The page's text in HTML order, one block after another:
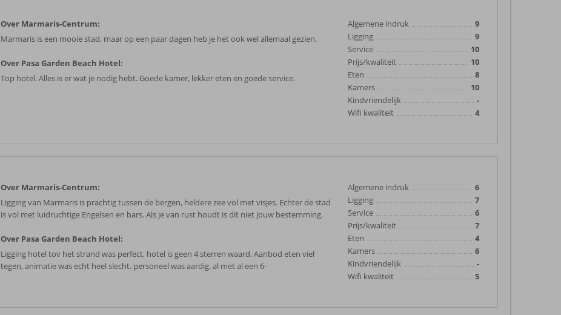
Over Marmaris-Centrum:
Marmaris is een mooie stad, maar op een paar dagen heb je het ook wel allemaal gezien.
Over Pasa Garden Beach Hotel:
Top hotel. Alles is er wat je nodig hebt. Goede kamer, lekker eten en goede service.
Algemene indruk
9
Ligging
9
Service
10
Prijs/kwaliteit
10
Eten
8
Kamers
10
Kindvriendelijk
-
Wifi kwaliteit
4
Over Marmaris-Centrum:
Ligging van Marmaris is prachtig tussen de bergen, heldere zee vol met visjes. Echter de stad
is vol met luidruchtige Engelsen en bars. Als je van rust houdt is dit niet jouw bestemming.
Over Pasa Garden Beach Hotel:
Ligging hotel tov het strand was perfect, hotel is geen 4 sterren waard. Aanbod eten viel
tegen, animatie was echt heel slecht. personeel was aardig. al met al een 6-
Algemene indruk
6
Ligging
7
Service
6
Prijs/kwaliteit
7
Eten
4
Kamers
6
Kindvriendelijk
-
Wifi kwaliteit
5